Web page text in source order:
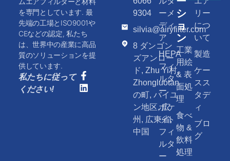
を専門としています. 最
先端の工場とISO9001や
CEなどの認定, 私たち
は、世界中の産業に高品
質のソリューションを提
供しています.
私たちに従って
ください!
ーメ
ディ
ア
HEPA
フィ
ルタ
ー
ポケ
ット
フィ
ルタ
ー
シ
ョ
ン
工業
用絵
& 表
面処
理
食べ
物 &
飲料
処理
リー
につ
いて
製造
ケー
スス
タデ
ィ
ブロ
グ
9304
silvia@airyfilter.com
8 ダンゴン
ズアンロー
ド, Zhu Yi村,
Zhongluotan
の町, バイユ
ン地区, 広
州, 広東省,
中国